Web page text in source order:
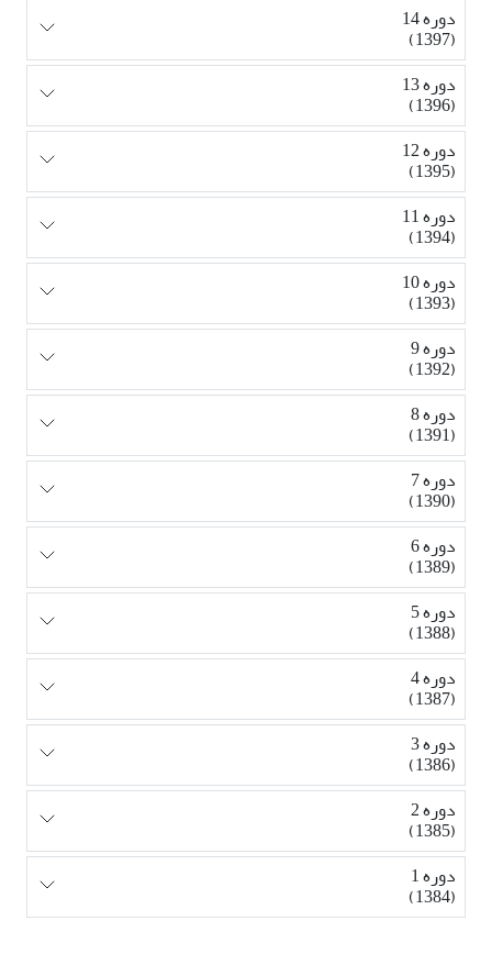
دوره 14
(1397)
دوره 13
(1396)
دوره 12
(1395)
دوره 11
(1394)
دوره 10
(1393)
دوره 9
(1392)
دوره 8
(1391)
دوره 7
(1390)
دوره 6
(1389)
دوره 5
(1388)
دوره 4
(1387)
دوره 3
(1386)
دوره 2
(1385)
دوره 1
(1384)